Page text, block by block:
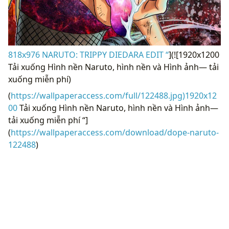
818x976 NARUTO: TRIPPY DIEDARA EDIT “](![1920x1200
Tải xuống Hình nền Naruto, hình nền và Hình ảnh— tải
xuống miễn phí)
(https://wallpaperaccess.com/full/122488.jpg)1920x12
00Tải xuống Hình nền Naruto, hình nền và Hình ảnh—
tải xuống miễn phí “]
(https://wallpaperaccess.com/download/dope-naruto-
122488)